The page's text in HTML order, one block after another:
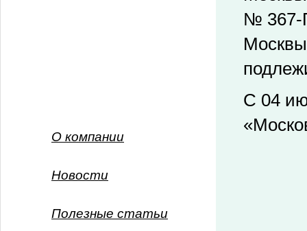
О компании
Новости
Полезные статьи
№
С 04